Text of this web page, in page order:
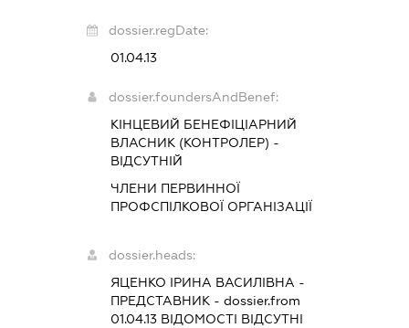
dossier.regDate:
01.04.13
dossier.foundersAndBenef:
КІНЦЕВИЙ БЕНЕФІЦІАРНИЙ
ВЛАСНИК (КОНТРОЛЕР) -
ВІДСУТНІЙ
ЧЛЕНИ ПЕРВИННОЇ
ПРОФСПІЛКОВОЇ ОРГАНІЗАЦІЇ
dossier.heads:
ЯЦЕНКО ІРИНА ВАСИЛІВНА -
ПРЕДСТАВНИК - dossier.from
01.04.13 ВІДОМОСТІ ВІДСУТНІ